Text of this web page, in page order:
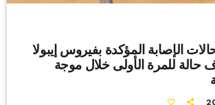
الإصابة المؤكدة بفيروس إيبولا
‌حالة للمرة الأولى ‌خلال موجة